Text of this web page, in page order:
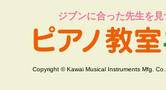
ジブンに合った先生を見
Copyright © Kawai Musical Instruments Mfg.